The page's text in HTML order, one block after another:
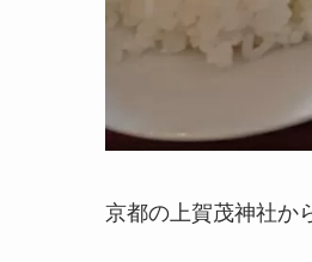
京都の上賀茂神社か